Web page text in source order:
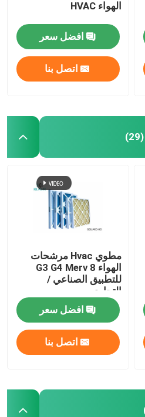
الهواء HVAC
افضل سعر
اتصل بنا
(29)
مطوي Hvac مرشحات
الهواء G3 G4 Merv 8
للتطبيق الصناعي /
التجاري
افضل سعر
اتصل بنا